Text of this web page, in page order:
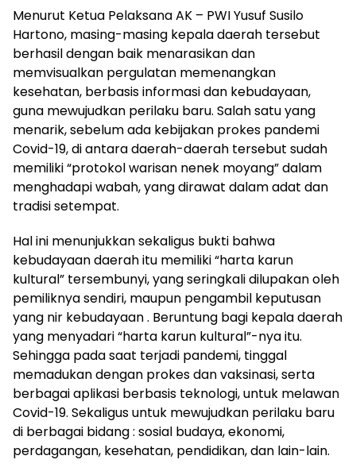
Menurut Ketua Pelaksana AK – PWI Yusuf Susilo
Hartono, masing-masing kepala daerah tersebut
berhasil dengan baik menarasikan dan
memvisualkan pergulatan memenangkan
kesehatan, berbasis informasi dan kebudayaan,
guna mewujudkan perilaku baru. Salah satu yang
menarik, sebelum ada kebijakan prokes pandemi
Covid-19, di antara daerah-daerah tersebut sudah
memiliki “protokol warisan nenek moyang” dalam
menghadapi wabah, yang dirawat dalam adat dan
tradisi setempat.
Hal ini menunjukkan sekaligus bukti bahwa
kebudayaan daerah itu memiliki “harta karun
kultural” tersembunyi, yang seringkali dilupakan oleh
pemiliknya sendiri, maupun pengambil keputusan
yang nir kebudayaan . Beruntung bagi kepala daerah
yang menyadari “harta karun kultural”-nya itu.
Sehingga pada saat terjadi pandemi, tinggal
memadukan dengan prokes dan vaksinasi, serta
berbagai aplikasi berbasis teknologi, untuk melawan
Covid-19. Sekaligus untuk mewujudkan perilaku baru
di berbagai bidang : sosial budaya, ekonomi,
perdagangan, kesehatan, pendidikan, dan lain-lain.